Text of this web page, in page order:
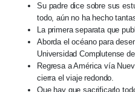
Su padre dice sobre sus
todo, aún no ha hecho
La primera separata que
Aborda el océano para
Universidad Complutense de
Regresa a América vía
cierra el viaje redondo.
Que hay que sacrificarlo